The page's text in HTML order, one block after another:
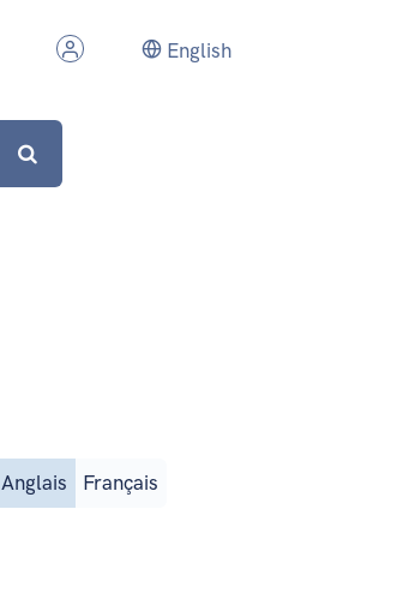
English
Anglais Français